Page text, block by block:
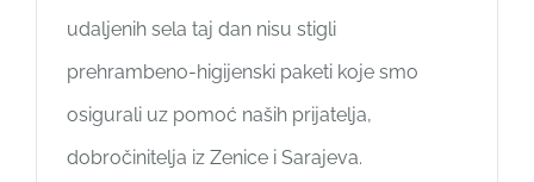
udaljenih sela taj dan nisu stigli
prehrambeno-higijenski paketi koje smo
osigurali uz pomoć naših prijatelja,
dobročinitelja iz Zenice i Sarajeva.